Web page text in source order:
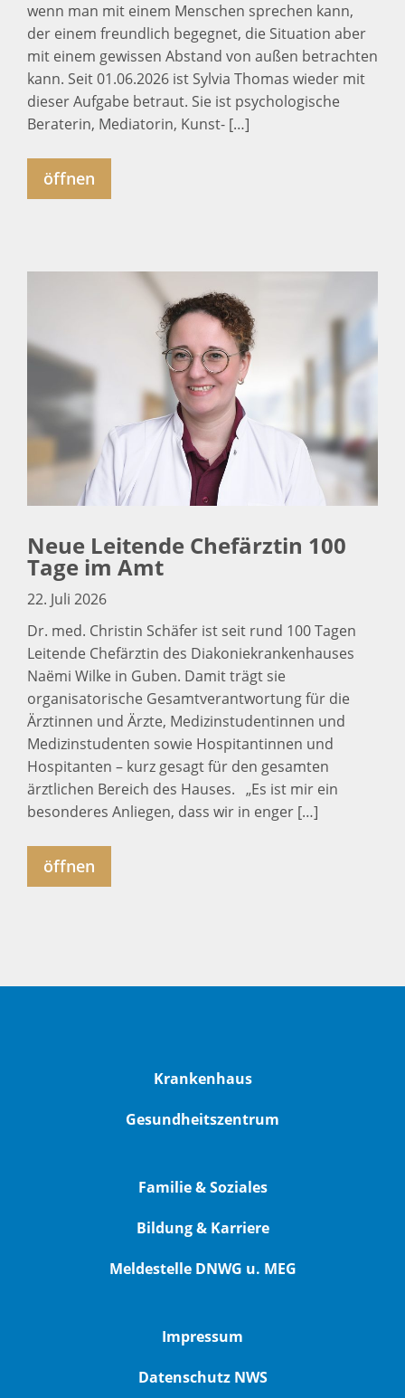
wenn man mit einem Menschen sprechen kann,
der einem freundlich begegnet, die Situation aber
mit einem gewissen Abstand von außen betrachten
kann. Seit 01.06.2026 ist Sylvia Thomas wieder mit
dieser Aufgabe betraut. Sie ist psychologische
Beraterin, Mediatorin, Kunst- […]
öffnen
Neue Leitende Chefärztin 100
Tage im Amt
22. Juli 2026
Dr. med. Christin Schäfer ist seit rund 100 Tagen
Leitende Chefärztin des Diakoniekrankenhauses
Naëmi Wilke in Guben. Damit trägt sie
organisatorische Gesamtverantwortung für die
Ärztinnen und Ärzte, Medizinstudentinnen und
Medizinstudenten sowie Hospitantinnen und
Hospitanten – kurz gesagt für den gesamten
ärztlichen Bereich des Hauses. „Es ist mir ein
besonderes Anliegen, dass wir in enger […]
öffnen
Krankenhaus
Gesundheitszentrum
Familie & Soziales
Bildung & Karriere
Meldestelle DNWG u. MEG
Impressum
Datenschutz NWS